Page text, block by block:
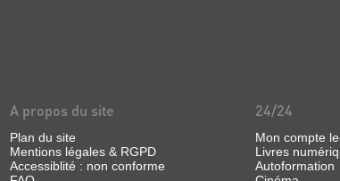
A propos du site
Plan du site
Mentions légales & RGPD
Accessiblité : non conforme
24/24
Mon compte
Livres
Autoformation